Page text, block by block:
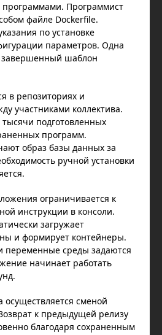
Программист
файле Dockerfile.
по установке
параметров. Одна
завершенный шаблон
в репозиториях и
участниками коллектива.
подготовленных
программ.
образ базы данных за
ручной установки
ограничивается к
инструкции в консоли.
загружает
и формирует контейнеры.
переменные среды задаются
начинает работать
осуществляется сменой
к предыдущей релизу
благодаря сохраненным